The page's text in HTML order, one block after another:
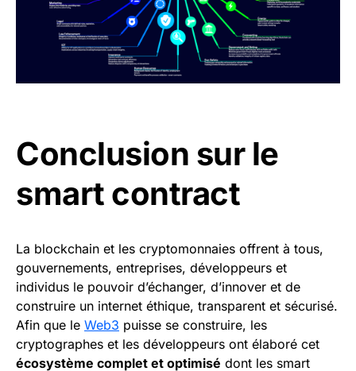
Conclusion sur le
smart contract
La blockchain et les cryptomonnaies offrent à tous,
gouvernements, entreprises, développeurs et
individus le pouvoir d’échanger, d’innover et de
construire un internet éthique, transparent et sécurisé.
Afin que le Web3 puisse se construire, les
cryptographes et les développeurs ont élaboré cet
écosystème complet et optimisé dont les smart